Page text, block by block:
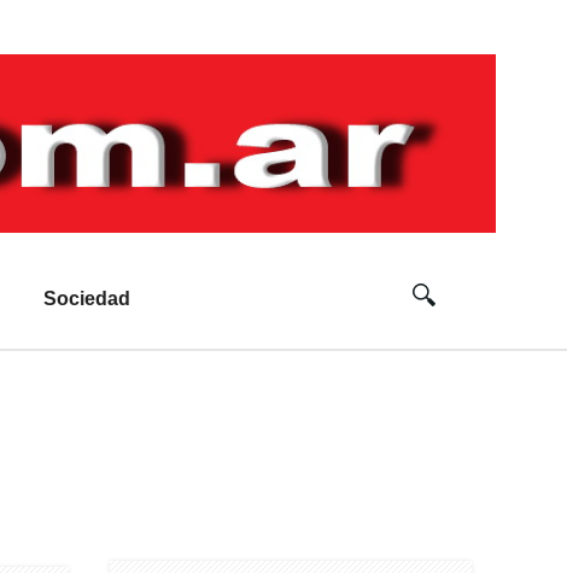
Sociedad